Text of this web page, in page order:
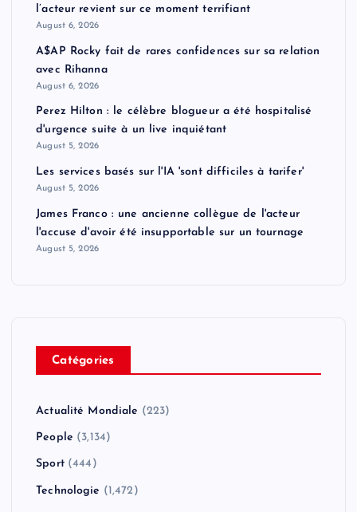
l’acteur revient sur ce moment terrifiant
August 6, 2026
A$AP Rocky fait de rares confidences sur sa relation
avec Rihanna
August 6, 2026
Perez Hilton : le célèbre blogueur a été hospitalisé
d'urgence suite à un live inquiétant
August 5, 2026
Les services basés sur l'IA 'sont difficiles à tarifer'
August 5, 2026
James Franco : une ancienne collègue de l'acteur
l'accuse d'avoir été insupportable sur un tournage
August 5, 2026
Catégories
Actualité Mondiale (223)
People (3,134)
Sport(444)
Technologie (1,472)